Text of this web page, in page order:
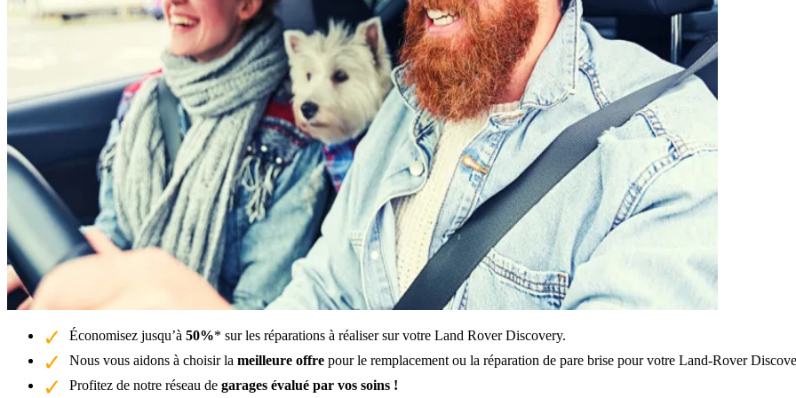
Économisez jusqu’à 50%* sur les réparations à réaliser sur votre Land Rover Discovery.
Nous vous aidons à choisir la meilleure offre pour le remplacement ou la réparation de pare brise pour votre Land-Rover
Profitez de notre réseau de garages évalué par vos soins !